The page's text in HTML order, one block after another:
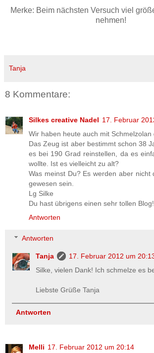
Merke: Beim nächsten Versuch viel
nehmen!
Tanja
8 Kommentare:
Silkes creative Nadel 17. Februar
Wir haben heute auch mit Schmelzolan
Das Zeug ist aber bestimmt schon 38
es bei 190 Grad reinstellen, da es
wollte. Ist es vielleicht zu alt?
Was meinst Du? Es werden aber nicht
gewesen sein.
Lg Silke
Du hast übrigens einen sehr tollen
Antworten
Antworten
Tanja
17. Februar 2012 um
Silke, vielen Dank! Ich schmelze es
Liebste Grüße Tanja
Antworten
Melli 17. Februar 2012 um 20:14